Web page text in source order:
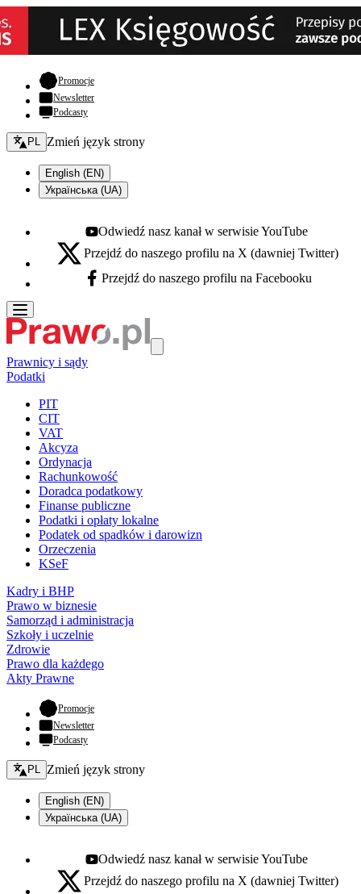
Promocje- otwiera się w nowej karcie
Newsletter
Podcasty
Zmień język - bieżący:
PL Zmień język strony
English (EN)
Українська (UA)
Youtube - otwiera się w nowej karcie
Odwiedź nasz kanał w serwisie YouTube
X - otwiera się w nowej karcie
Przejdź do naszego profilu na X (dawniej Twitter)
Facebook - otwiera się w nowej karcie
Przejdź do naszego profilu na Facebooku
Prawnicy i sądy
Podatki
PIT
CIT
VAT
Akcyza
Ordynacja
Rachunkowość
Doradca podatkowy
Finanse publiczne
Podatki i opłaty lokalne
Podatek od spadków i darowizn
Orzeczenia
KSeF
Kadry i BHP
Prawo w biznesie
Samorząd i administracja
Szkoły i uczelnie
Zdrowie
Prawo dla każdego
Akty Prawne
Promocje- otwiera się w nowej karcie
Newsletter
Podcasty
Zmień język - bieżący:
PL Zmień język strony
English (EN)
Українська (UA)
Youtube - otwiera się w nowej karcie
Odwiedź nasz kanał w serwisie YouTube
X - otwiera się w nowej karcie
Przejdź do naszego profilu na X (dawniej Twitter)